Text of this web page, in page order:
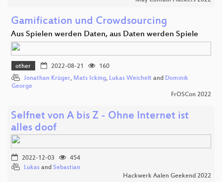
Gamification und Crowdsourcing
Aus Spielen werden Daten, aus Daten werden Spiele
other 2022-08-21
160
Jonathan Krüger, Mats Icking, Lukas Weichelt and Dominik
George
FrOSCon 2022
Selfnet von A bis Z - Ohne Internet ist
alles doof
2022-12-03
454
Lukas and Sebastian
Hackwerk Aalen Geekend 2022